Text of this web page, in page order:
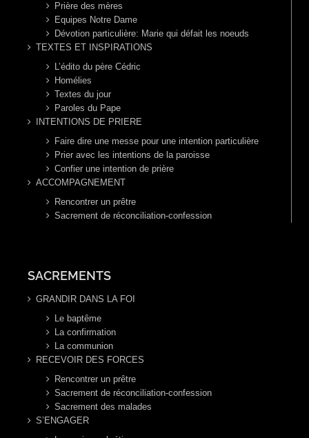
Prière des mères
Equipes Notre Dame
Dévotion particulière: Marie qui défait les noeuds
TEXTES ET INSPIRATIONS
L’édito du père Cédric
Homélies
Textes du jour
Paroles du Pape
INTENTIONS DE PRIERE
Faire dire une messe pour une intention particulière
Prier avec les intentions de la paroisse
Confier une intention de prière
ACCOMPAGNEMENT
Rencontrer un prêtre
Sacrement de réconciliation-confession
SACREMENTS
GRANDIR DANS LA FOI
Le baptême
La confirmation
La communion
RECEVOIR DES FORCES
Rencontrer un prêtre
Sacrement de réconciliation-confession
Sacrement des malades
S’ENGAGER